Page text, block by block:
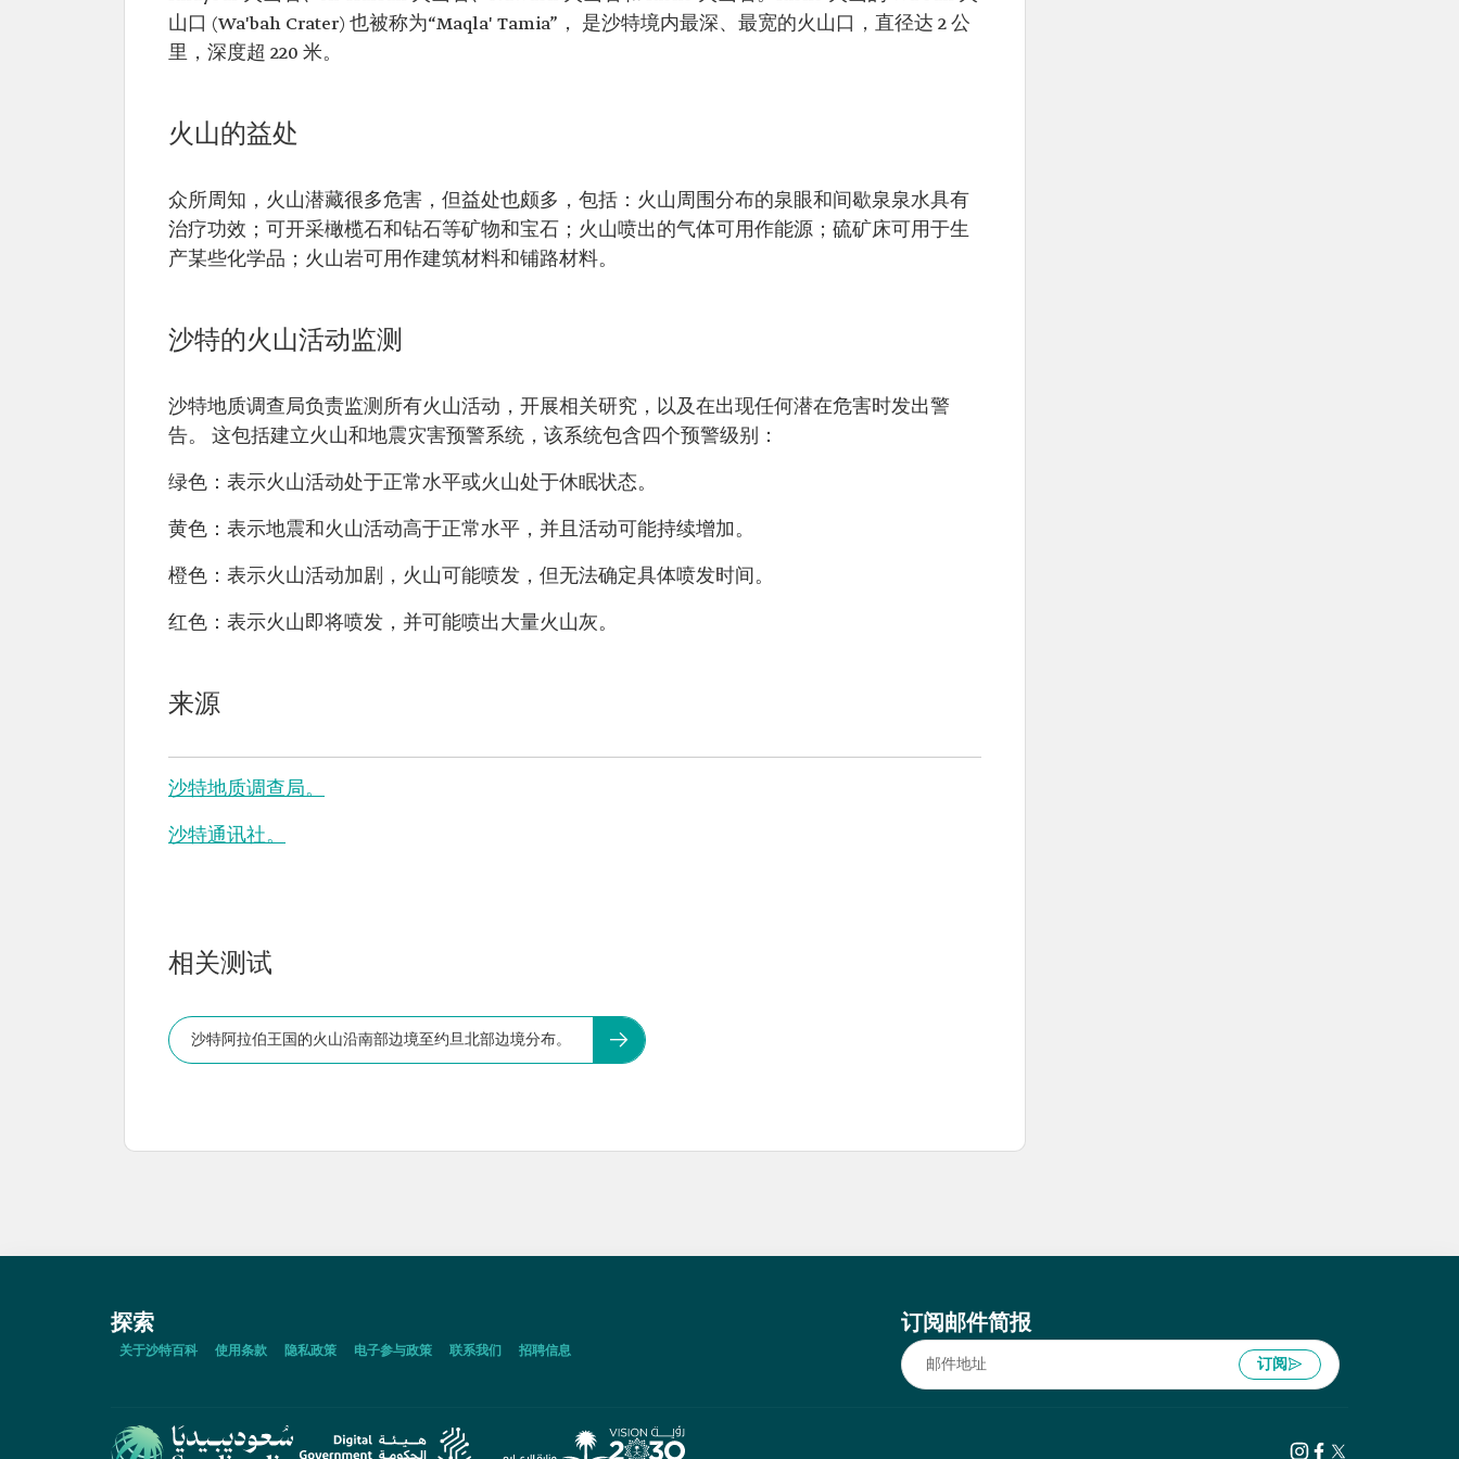
山口 (Wa'bah Crater) 也被称为“Maqla' Tamia”， 是沙特境内最深、最宽的火山口，直径达 2 公
里，深度超 220 米。
火山的益处
众所周知，火山潜藏很多危害，但益处也颇多，包括：火山周围分布的泉眼和间歇泉泉水具有
治疗功效；可开采橄榄石和钻石等矿物和宝石；火山喷出的气体可用作能源；硫矿床可用于生
产某些化学品；火山岩可用作建筑材料和铺路材料。
沙特的火山活动监测
沙特地质调查局负责监测所有火山活动，开展相关研究，以及在出现任何潜在危害时发出警
告。 这包括建立火山和地震灾害预警系统，该系统包含四个预警级别：
绿色：表示火山活动处于正常水平或火山处于休眠状态。
黄色：表示地震和火山活动高于正常水平，并且活动可能持续增加。
橙色：表示火山活动加剧，火山可能喷发，但无法确定具体喷发时间。
红色：表示火山即将喷发，并可能喷出大量火山灰。
来源
沙特地质调查局。
沙特通讯社。
相关测试
沙特阿拉伯王国的火山沿南部边境至约旦北部边境分布。
探索
关于沙特百科 使用条款 隐私政策 电子参与政策 联系我们 招聘信息
订阅邮件简报
订阅